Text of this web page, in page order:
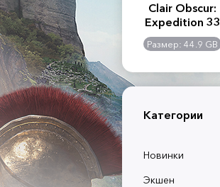
2:
-
GB
Assassin's Creed
Shadows
Размер: 117 GB
Clair Obscur:
Expedition 33
Размер: 44.9 GB
Категории
Новинки
Экшен